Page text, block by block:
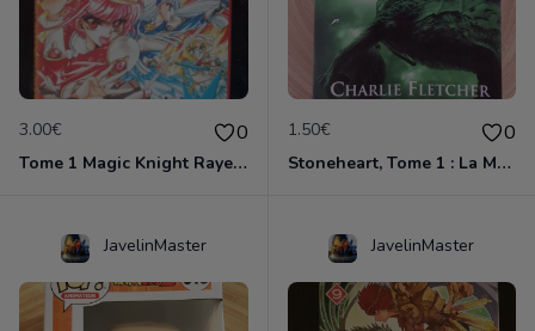
3.00€ 0
Tome 1 Magic Knight Rayearth
1.50€ 0
Stoneheart, Tome 1 : La Malédiction de pierre
JavelinMaster JavelinMaster